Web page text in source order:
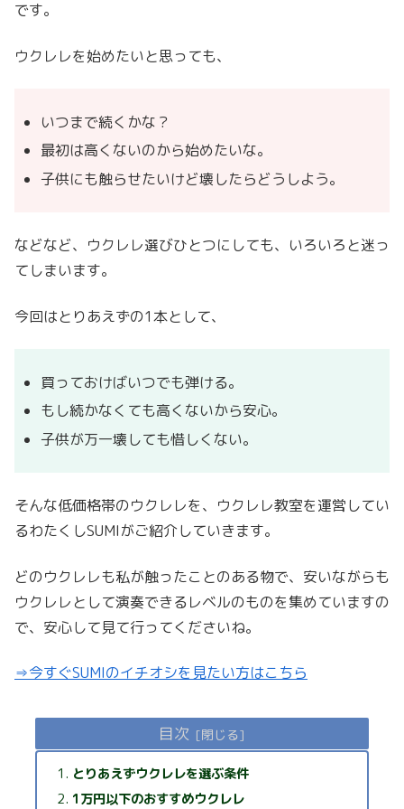
です。
ウクレレを始めたいと思っても、
いつまで続くかな？
最初は高くないのから始めたいな。
子供にも触らせたいけど壊したらどうしよう。
などなど、ウクレレ選びひとつにしても、いろいろと迷っ
てしまいます。
今回はとりあえずの1本として、
買っておけばいつでも弾ける。
もし続かなくても高くないから安心。
子供が万一壊しても惜しくない。
そんな低価格帯のウクレレを、ウクレレ教室を運営してい
るわたくしSUMIがご紹介していきます。
どのウクレレも私が触ったことのある物で、安いながらも
ウクレレとして演奏できるレベルのものを集めていますの
で、安心して見て行ってくださいね。
⇒今すぐSUMIのイチオシを見たい方はこちら
目次
とりあえずウクレレを選ぶ条件
1万円以下のおすすめウクレレ